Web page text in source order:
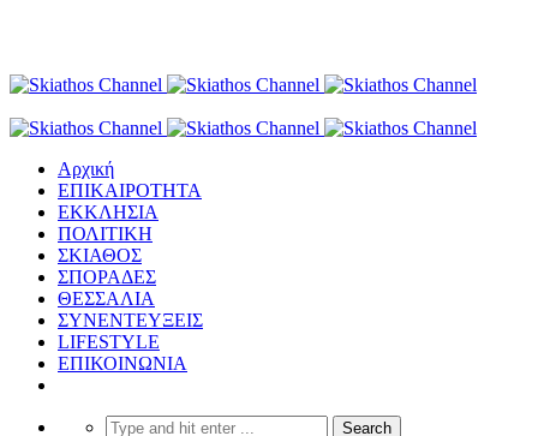
Αρχική
ΕΠΙΚΑΙΡΟΤΗΤΑ
ΕΚΚΛΗΣΙΑ
ΠΟΛΙΤΙΚΗ
ΣΚΙΑΘΟΣ
ΣΠΟΡΑΔΕΣ
ΘΕΣΣΑΛΙΑ
ΣΥΝΕΝΤΕΥΞΕΙΣ
LIFESTYLE
ΕΠΙΚΟΙΝΩΝΙΑ